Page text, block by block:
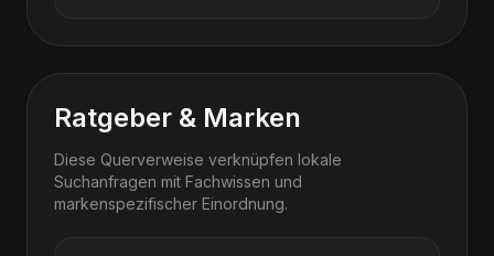
Ratgeber & Marken
Diese Querverweise verknüpfen lokale
Suchanfragen mit Fachwissen und
markenspezifischer Einordnung.